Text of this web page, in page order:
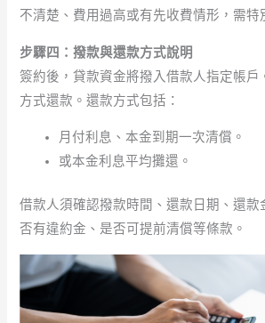
不清楚、費用過高或有先收費情形，需特
步驟四：撥款與還款方式說明
簽約後，貸款資金將撥入借款人指定帳戶
方式還款。還款方式包括：
月付利息、本金到期一次清償。
或本金利息平均攤還。
借款人須確認撥款時間、還款日期、還款
否有違約金、是否可提前清償等條款。